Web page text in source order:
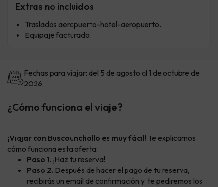
Extras no incluidos
Traslados aeropuerto-hotel-aeropuerto.
Equipaje facturado.
Fechas para viajar: del 5 de agosto al 1 de octubre de
2026
¿Cómo funciona el viaje?
¡Viajar con Buscounchollo es muy fácil! Te explicamos
cómo funciona esta oferta:
Paso 1. ¡Haz tu reserva!
Paso 2. Después de hacer el pago de tu reserva,
recibirás un email de confirmación y, te pediremos los